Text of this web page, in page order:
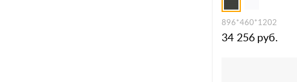
896*460*1202
34 256 руб.